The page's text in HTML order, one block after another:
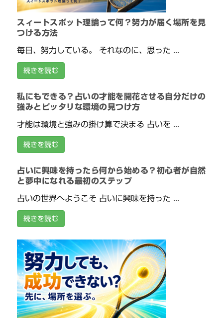
スィートスポット理論って何？努力が届く場所を見
つける方法
毎日、努力している。 それなのに、思った ...
続きを読む
私にもできる？占いの才能を開花させる自分だけの
強みとピッタリな環境の見つけ方
才能は環境と強みの掛け算で決まる 占いを ...
続きを読む
占いに興味を持ったら何から始める？初心者が自然
と夢中になれる最初のステップ
占いの世界へようこそ 占いに興味を持った ...
続きを読む